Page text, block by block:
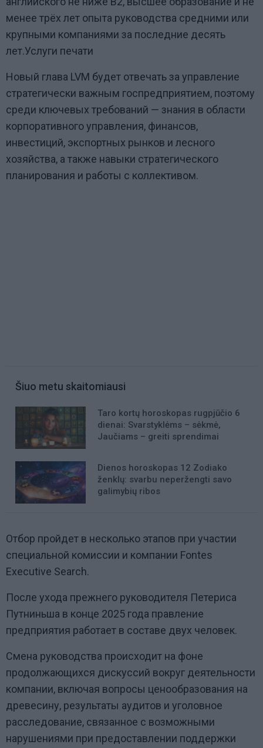
менее трёх лет опыта руководства средними или
крупными компаниями за последние десять
лет.Услуги печати
Новый глава LVM будет отвечать за управление
стратегически важным госпредприятием, поэтому
среди ключевых требований — знания в области
корпоративного управления, финансов,
инвестиций, экспортных рынков и лесного
хозяйства, а также навыки стратегического
планирования и работы с коллективом.
Šiuo metu skaitomiausi
Taro kortų horoskopas rugpjūčio 6
dienai: Svarstyklėms – sėkmė,
Jaučiams – greiti sprendimai
Dienos horoskopas 12 Zodiako
ženklų: svarbu neperžengti savo
galimybių ribos
Отбор пройдет в несколько этапов при участии
специальной комиссии и компании Fontes
Executive Search.
После ухода прежнего руководителя Петериса
Путниньша в конце 2025 года правление
предприятия работает в составе двух человек.
Смена руководства происходит на фоне
продолжающихся дискуссий вокруг деятельности
компании, включая вопросы ценообразования на
древесину, результаты аудитов и уголовное
расследование, связанное с возможными
нарушениями при предоставлении поддержки